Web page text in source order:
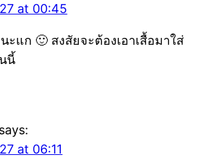
at 00:45
ะแก 🙂 สงสัยจะต้องเอาเสื้อมาใส่
นี้
says:
at 06:11